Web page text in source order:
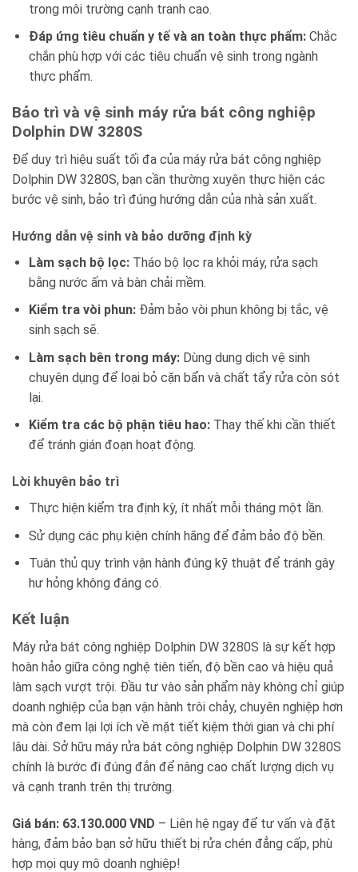
trong môi trường cạnh tranh cao.
Đáp ứng tiêu chuẩn y tế và an toàn thực phẩm:Chắc
chắn phù hợp với các tiêu chuẩn vệ sinh trong ngành
thực phẩm.
Bảo trì và vệ sinh máy rửa bát công nghiệp
Dolphin DW 3280S
Để duy trì hiệu suất tối đa của máy rửa bát công nghiệp
Dolphin DW 3280S, bạn cần thường xuyên thực hiện các
bước vệ sinh, bảo trì đúng hướng dẫn của nhà sản xuất.
Hướng dẫn vệ sinh và bảo dưỡng định kỳ
Làm sạch bộ lọc:Tháo bộ lọc ra khỏi máy, rửa sạch
bằng nước ấm và bàn chải mềm.
Kiểm tra vòi phun:Đảm bảo vòi phun không bị tắc, vệ
sinh sạch sẽ.
Làm sạch bên trong máy:Dùng dung dịch vệ sinh
chuyên dụng để loại bỏ cặn bẩn và chất tẩy rửa còn sót
lại.
Kiểm tra các bộ phận tiêu hao:Thay thế khi cần thiết
để tránh gián đoạn hoạt động.
Lời khuyên bảo trì
Thực hiện kiểm tra định kỳ, ít nhất mỗi tháng một lần.
Sử dụng các phụ kiện chính hãng để đảm bảo độ bền.
Tuân thủ quy trình vận hành đúng kỹ thuật để tránh gây
hư hỏng không đáng có.
Kết luận
Máy rửa bát công nghiệp Dolphin DW 3280S là sự kết hợp
hoàn hảo giữa công nghệ tiên tiến, độ bền cao và hiệu quả
làm sạch vượt trội. Đầu tư vào sản phẩm này không chỉ giúp
doanh nghiệp của bạn vận hành trôi chảy, chuyên nghiệp hơn
mà còn đem lại lợi ích về mặt tiết kiệm thời gian và chi phí
lâu dài. Sở hữu máy rửa bát công nghiệp Dolphin DW 3280S
chính là bước đi đúng đắn để nâng cao chất lượng dịch vụ
và cạnh tranh trên thị trường.
Giá bán: 63.130.000 VND – Liên hệ ngay để tư vấn và đặt
hàng, đảm bảo bạn sở hữu thiết bị rửa chén đẳng cấp, phù
hợp mọi quy mô doanh nghiệp!